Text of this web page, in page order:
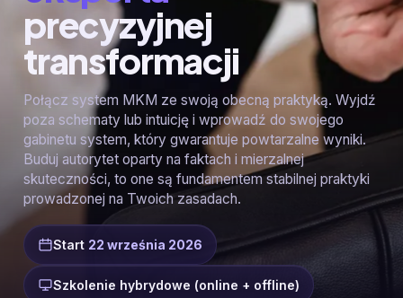
precyzyjnej
transformacji
Połącz system MKM ze swoją obecną praktyką. Wyjdź
poza schematy lub intuicję i wprowadź do swojego
gabinetu system, który gwarantuje powtarzalne wyniki.
Buduj autorytet oparty na faktach i mierzalnej
skuteczności, to one są fundamentem stabilnej praktyki
prowadzonej na Twoich zasadach.
Start 22 września 2026
Szkolenie hybrydowe (online + offline)